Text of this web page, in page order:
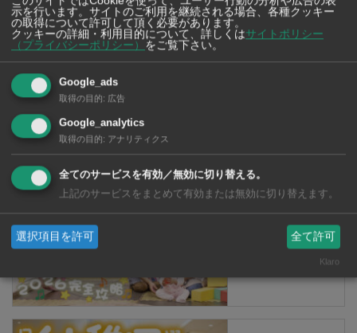
2026年版
タイ・バンコクの保
育園選び完全攻略
示を行います。サイトのご利用を継続される場合、各種クッキー
の取得について許可して頂く必要があります。
クッキーの詳細・利用目的について、詳しくはサイトポリシー
（プライバシーポリシー）
をご覧下さい。
Google_ads
取得の目的: 広告
Google_analytics
取得の目的: アナリティクス
全てのサービスを有効／無効に切り替える。
上記のサービスをまとめて有効または無効に切り替えます。
選択項目を許可 全て許可
Klaro